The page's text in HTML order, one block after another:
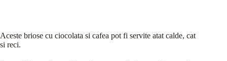
Aceste briose cu ciocolata si cafea pot fi servite atat calde, cat
si reci.